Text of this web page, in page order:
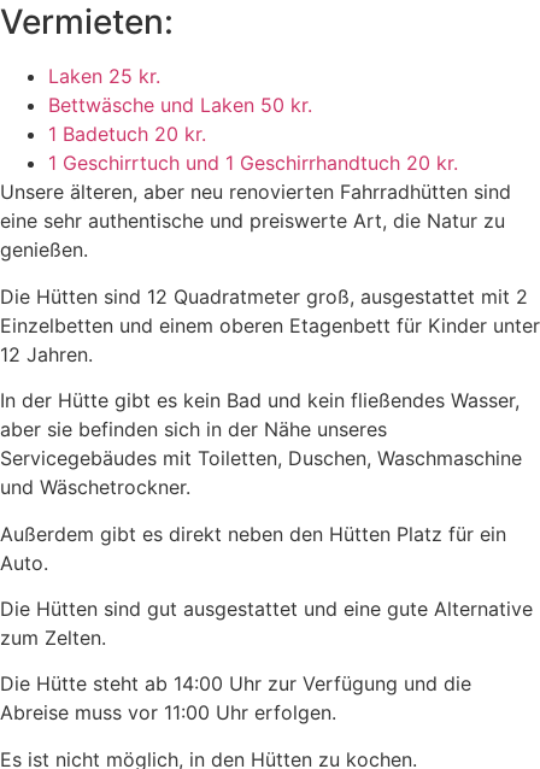
Vermieten:
Laken 25 kr.
Bettwäsche und Laken 50 kr.
1 Badetuch 20 kr.
1 Geschirrtuch und 1 Geschirrhandtuch 20 kr.
Unsere älteren, aber neu renovierten Fahrradhütten sind
eine sehr authentische und preiswerte Art, die Natur zu
genießen.
Die Hütten sind 12 Quadratmeter groß, ausgestattet mit 2
Einzelbetten und einem oberen Etagenbett für Kinder unter
12 Jahren.
In der Hütte gibt es kein Bad und kein fließendes Wasser,
aber sie befinden sich in der Nähe unseres
Servicegebäudes mit Toiletten, Duschen, Waschmaschine
und Wäschetrockner.
Außerdem gibt es direkt neben den Hütten Platz für ein
Auto.
Die Hütten sind gut ausgestattet und eine gute Alternative
zum Zelten.
Die Hütte steht ab 14:00 Uhr zur Verfügung und die
Abreise muss vor 11:00 Uhr erfolgen.
Es ist nicht möglich, in den Hütten zu kochen.